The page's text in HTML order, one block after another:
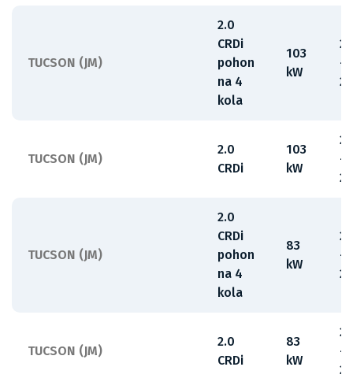
TUCSON (JM)
2.0
CRDi
pohon
na 4
kola
103
kW
-
TUCSON (JM)
2.0
CRDi
103
kW
-
TUCSON (JM)
2.0
CRDi
pohon
na 4
kola
83
kW
-
TUCSON (JM)
2.0
CRDi
83
kW
-